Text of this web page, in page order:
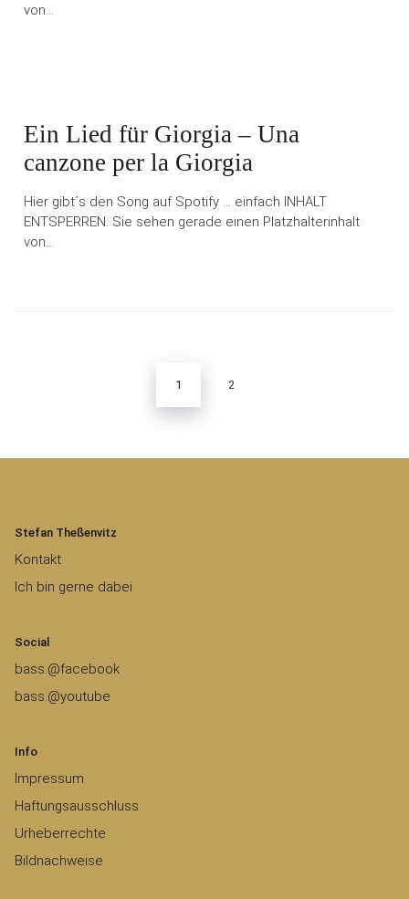
von…
Ein Lied für Giorgia – Una
canzone per la Giorgia
Hier gibt´s den Song auf Spotify … einfach INHALT
ENTSPERREN. Sie sehen gerade einen Platzhalterinhalt
von…
1 2
Stefan Theßenvitz
Kontakt
Ich bin gerne dabei
Social
bass.@facebook
bass.@youtube
Info
Impressum
Haftungsausschluss
Urheberrechte
Bildnachweise